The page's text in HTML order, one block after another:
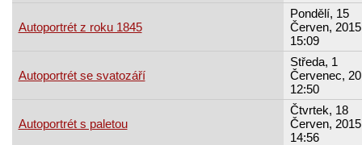
Autoportrét z roku 1845
Pondělí, 15
Červen,
15:09
Autoportrét se svatozáří
Středa, 1
Červenec,
12:50
Autoportrét s paletou
Čtvrtek, 18
Červen,
14:56